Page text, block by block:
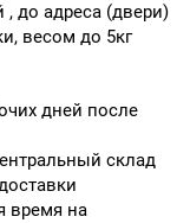
до адреса (двери)
весом до 5кг
дней после
склад
время на